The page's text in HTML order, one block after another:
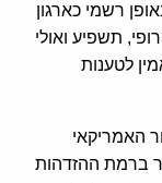
רשמי כארגון
תשפיע ואולי
לטענות
האמריקאי
ברמת ההזדהות